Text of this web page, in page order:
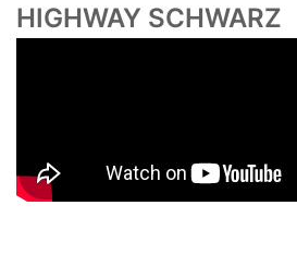
HIGHWAY SCHWARZ